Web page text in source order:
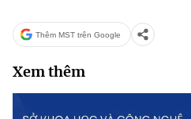
Thêm MST trên Google
Xem thêm